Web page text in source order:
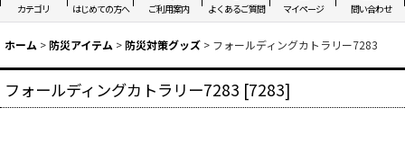
カテゴリ はじめての方へ ご利用案内 よくあるご質問 マイページ 問い合わせ
ホーム > 防災アイテム > 防災対策グッズ > フォールディングカトラリー7283
フォールディングカトラリー7283 [7283]